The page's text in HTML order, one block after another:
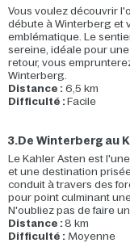
Vous voulez découvrir
débute à Winterberg et
emblématique. Le
sereine, idéale pour
retour, vous
Winterberg.
Distance : 6,5 km
Difficulté :Facile
3.De Winterberg au
Le Kahler Asten est
et une destination
conduit à travers des
pour point culminant
N'oubliez pas de faire
Distance :8 km
Difficulté : Moyenne